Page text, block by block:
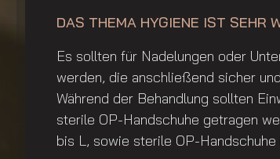
DAS THEMA HYGIENE IST SEHR
Es sollten für Nadelungen oder
werden, die anschließend sicher
Während der Behandlung sollten
sterile OP-Handschuhe getragen
bis L, sowie sterile OP-